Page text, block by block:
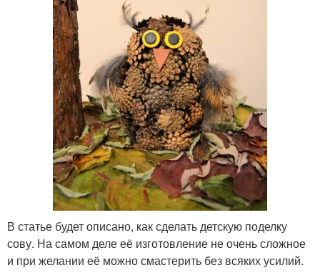
В статье будет описано, как сделать детскую поделку
сову. На самом деле её изготовление не очень сложное
и при желании её можно смастерить без всяких усилий.